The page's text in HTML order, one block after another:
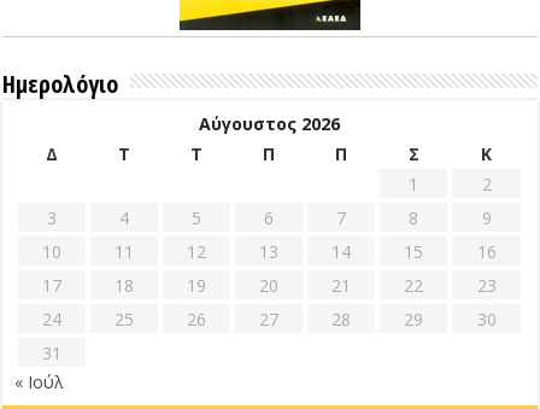
Ημερολόγιο
Αύγουστος 2026
Δ
Τ Τ Π Π Σ
Κ
1
2
3
4 5 6 7 8
9
10
11 12 13 14 15
16
17
18 19 20 21 22
23
24
25 26 27 28 29
30
31
« Ιούλ